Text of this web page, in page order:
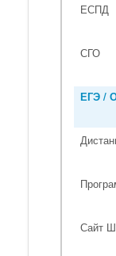
ЕСПД
СГО
ЕГЭ /
Сайт